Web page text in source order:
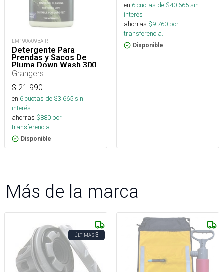
LM190609BA-R
Detergente Para
Prendas y Sacos De
Pluma Down Wash 300
Ml
Grangers
$ 21.990
en 6cuotas de $3.665sin
interés
ahorras $880 por
transferencia.
Disponible
en 6cuotas de $40.665sin
interés
ahorras $9.760 por
transferencia.
Disponible
Más de la marca
ÚLTIMAS3